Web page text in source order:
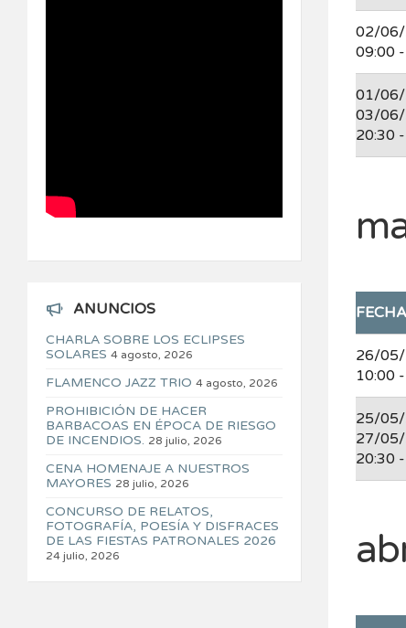
02/
09:00
01/
03/
20:30
26/
10:00
25/
27/
20:30
ANUNCIOS
CHARLA SOBRE LOS ECLIPSES
SOLARES 4 agosto, 2026
FLAMENCO JAZZ TRIO 4 agosto, 2026
PROHIBICIÓN DE HACER
BARBACOAS EN ÉPOCA DE RIESGO
DE INCENDIOS. 28 julio, 2026
CENA HOMENAJE A NUESTROS
MAYORES 28 julio, 2026
CONCURSO DE RELATOS,
FOTOGRAFÍA, POESÍA Y DISFRACES
DE LAS FIESTAS PATRONALES 2026
24 julio, 2026